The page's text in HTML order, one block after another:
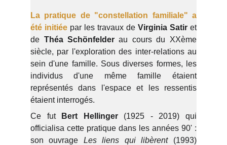
La pratique de "constellation familiale" a
été initiée par les travaux de Virginia Satiret
de Théa Schönfelder au cours du XXème
siècle, par l'exploration des inter-relations au
sein d'une famille. Sous diverses formes, les
individus d'une même famille étaient
représentés dans l'espace et les ressentis
étaient interrogés.
Ce fut
Bert Hellinger(1925 - 2019) qui
officialisa cette pratique dans les années 90' :
son ouvrage Les liens qui libèrent(1993)